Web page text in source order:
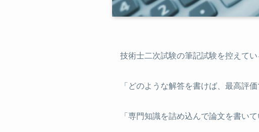
技術士二次試験の筆記試験を控えて
「どのような解答を書けば、最高評
「専門知識を詰め込んで論文を書い